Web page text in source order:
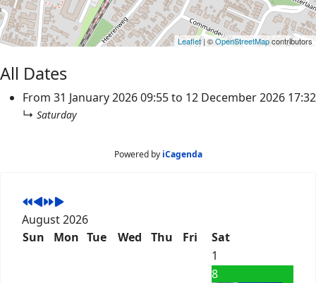
Leaflet| ©OpenStreetMapcontributors
All Dates
From 31 January 202609:55to 12 December 2026 17:32
↳ Saturday
Powered by iCagenda
August 2026
Sun
Mon Tue Wed Thu Fri
Sat
1
8